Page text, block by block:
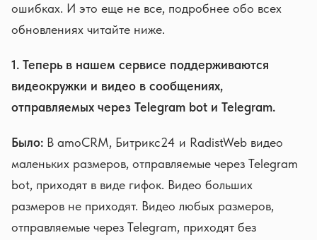
ошибках. И это еще не все, подробнее обо всех
обновлениях читайте ниже.
1. Теперь в нашем сервисе поддерживаются
видеокружки и видео в сообщениях,
отправляемых через Telegram bot и Telegram.
Было: В amoCRM, Битрикс24 и RadistWeb видео
маленьких размеров, отправляемые через Telegram
bot, приходят в виде гифок. Видео больших
размеров не приходят. Видео любых размеров,
отправляемые через Telegram, приходят без